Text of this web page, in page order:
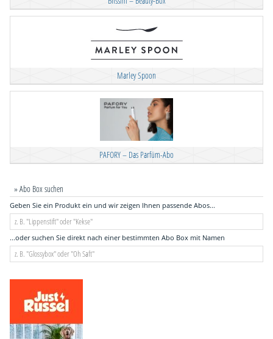
Marley Spoon
PAFORY – Das Parfüm-Abo
» Abo Box suchen
Geben Sie ein Produkt ein und wir zeigen Ihnen passende Abos...
...oder suchen Sie direkt nach einer bestimmten Abo Box mit Namen